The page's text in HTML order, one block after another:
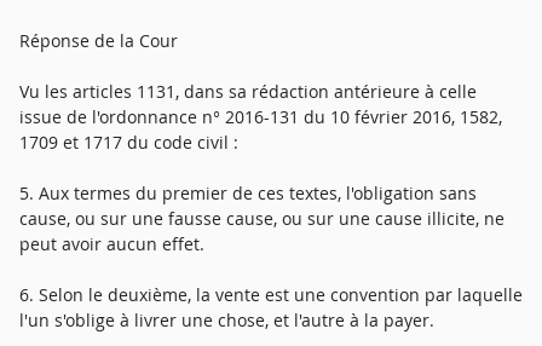
Réponse de la Cour
Vu les articles 1131, dans sa rédaction antérieure à celle
issue de l'ordonnance n° 2016-131 du 10 février 2016, 1582,
1709 et 1717 du code civil :
5. Aux termes du premier de ces textes, l'obligation sans
cause, ou sur une fausse cause, ou sur une cause illicite, ne
peut avoir aucun effet.
6. Selon le deuxième, la vente est une convention par laquelle
l'un s'oblige à livrer une chose, et l'autre à la payer.